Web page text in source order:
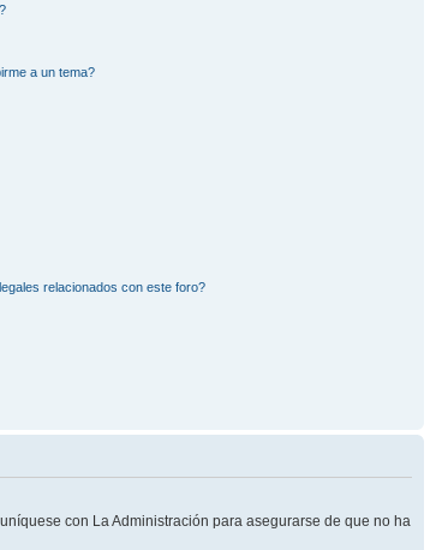
a un tema?
relacionados con este foro?
con La Administración para asegurarse de que no ha